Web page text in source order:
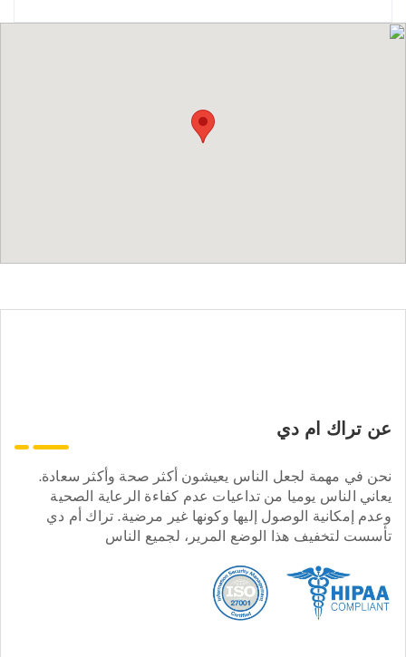
عن تراك ام دي
نحن في مهمة لجعل الناس يعيشون أكثر صحة وأكثر سعادة.
يعاني الناس يوميا من تداعيات عدم كفاءة الرعاية الصحية
وعدم إمكانية الوصول إليها وكونها غير مرضية. تراك أم دي
تأسست لتخفيف هذا الوضع المرير، لجميع الناس